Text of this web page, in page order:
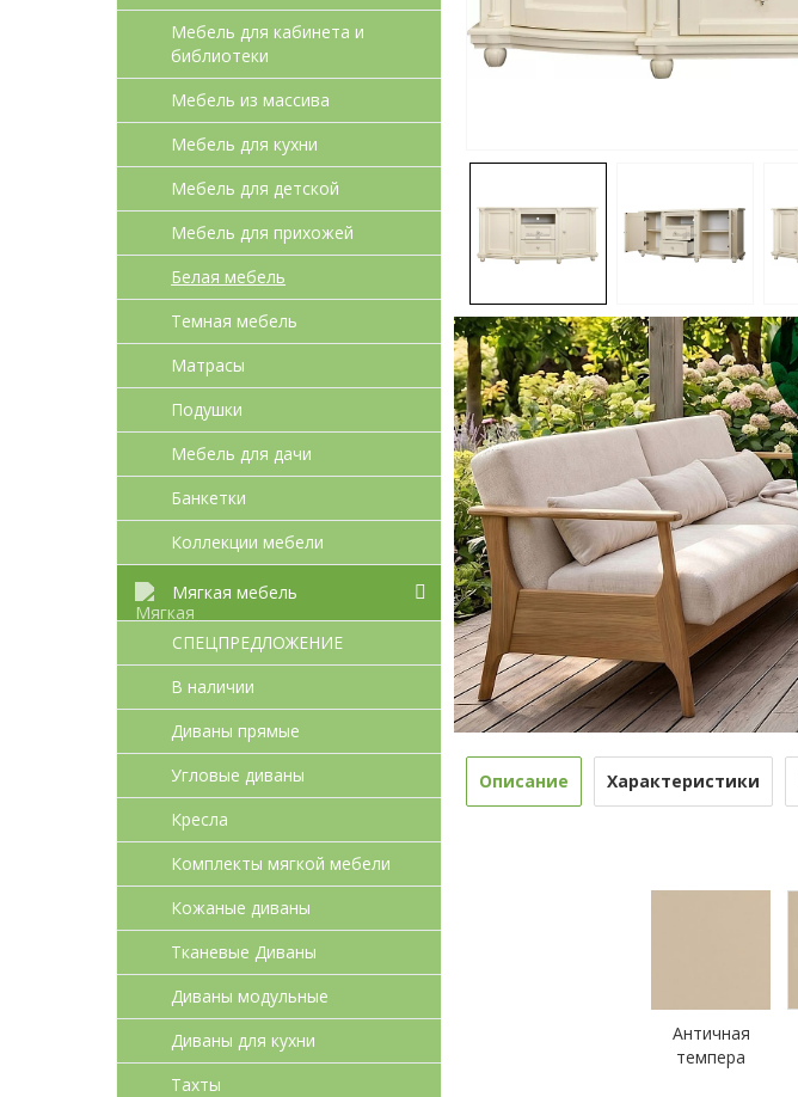
Мебель для кабинета и
библиотеки
Мебель из массива
Мебель для кухни
Мебель для детcкой
Мебель для прихожей
Белая мебель
Темная мебель
Матрасы
Подушки
Мебель для дачи
Банкетки
Коллекции мебели
Мягкая мебель
СПЕЦПРЕДЛОЖЕНИЕ
В наличии
Диваны прямые
Угловые диваны
Кресла
Комплекты мягкой мебели
Кожаные диваны
Тканевые Диваны
Диваны модульные
Диваны для кухни
Тахты
Описание Характеристики
Античная
темпера